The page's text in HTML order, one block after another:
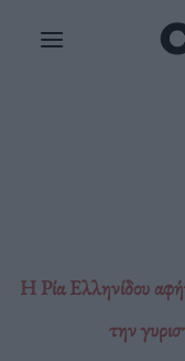
Η Ρία Ελληνίδου
την